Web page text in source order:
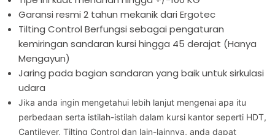
Garansi resmi 2 tahun mekanik dari Ergotec
Tilting Control Berfungsi sebagai pengaturan
kemiringan sandaran kursi hingga 45 derajat (Hanya
Mengayun)
Jaring pada bagian sandaran yang baik untuk sirkulasi
udara
Jika anda ingin mengetahui lebih lanjut mengenai apa itu
perbedaan serta istilah-istilah dalam kursi kantor seperti HDT,
Cantilever, Tilting Control dan lain-lainnya, anda dapat